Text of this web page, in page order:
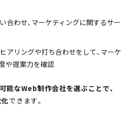
合わせ、マーケティングに関するサー
アリングや打ち合わせをして、マーケ
や提案力を確認
能なWeb制作会社を選ぶことで、
できます。